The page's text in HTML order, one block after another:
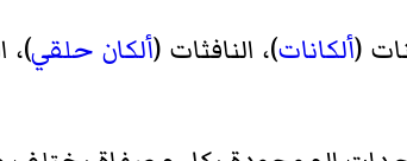
(ألكانات)، النافثات (ألكان حلقي)،